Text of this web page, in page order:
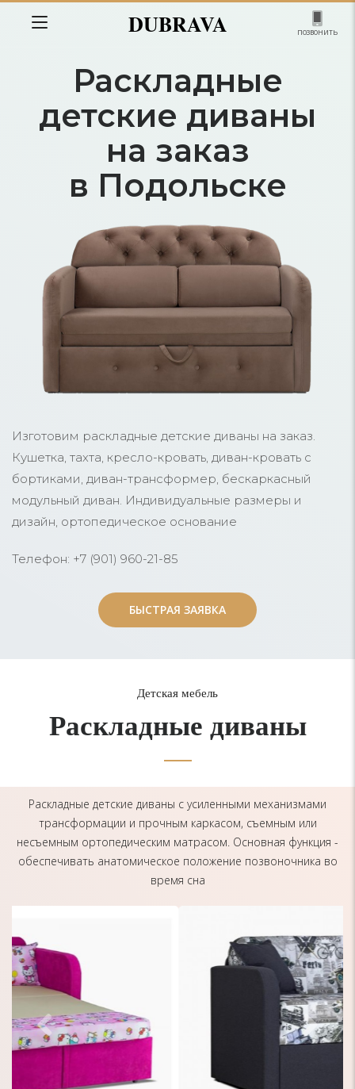
DUBRAVA позвонить
Раскладные
детские диваны
на заказ
в Подольске
Изготовим раскладные детские диваны на заказ.
Кушетка, тахта, кресло-кровать, диван-кровать с
бортиками, диван-трансформер, бескаркасный
модульный диван. Индивидуальные размеры и
дизайн, ортопедическое основание
Телефон: +7 (901) 960-21-85
БЫСТРАЯ ЗАЯВКА
БЫСТРАЯ ЗАЯВКА
Детская мебель
Раскладные диваны
Раскладные детские диваны с усиленными механизмами
трансформации и прочным каркасом, съемным или
несъемным ортопедическим матрасом. Основная функция -
обеспечивать анатомическое положение позвоночника во
время сна